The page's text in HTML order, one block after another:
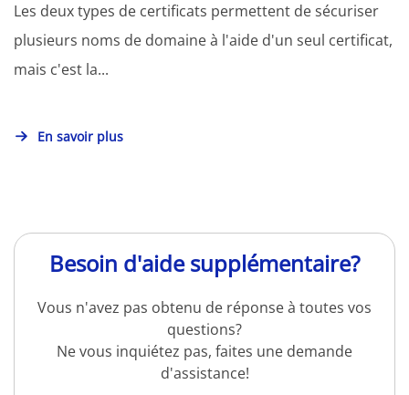
Les deux types de certificats permettent de sécuriser
plusieurs noms de domaine à l'aide d'un seul certificat,
mais c'est la...
En savoir plus
Besoin d'aide supplémentaire?
Vous n'avez pas obtenu de réponse à toutes vos
questions?
Ne vous inquiétez pas, faites une demande
d'assistance!